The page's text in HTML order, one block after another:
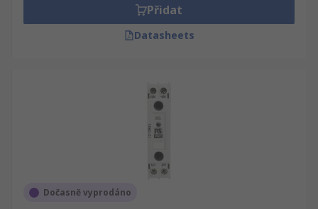
Přidat
Datasheets
Dočasně vyprodáno